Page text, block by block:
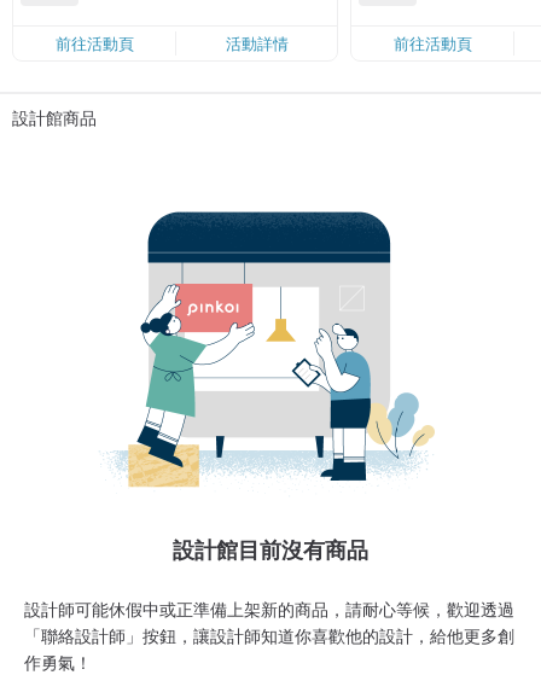
額有限，額滿即止，僅限「常用信
前往活動頁 活動詳情
前往活動頁
設計館商品
設計館目前沒有商品
設計師可能休假中或正準備上架新的商品，請耐心等候，歡迎透過
「聯絡設計師」按鈕，讓設計師知道你喜歡他的設計，給他更多創
作勇氣！